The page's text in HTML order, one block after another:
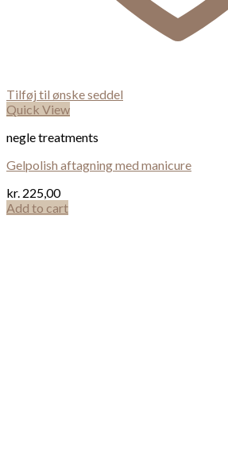
Tilføj til ønske seddel
Quick View
negle treatments
Gelpolish aftagning med manicure
kr. 225,00
Add to cart